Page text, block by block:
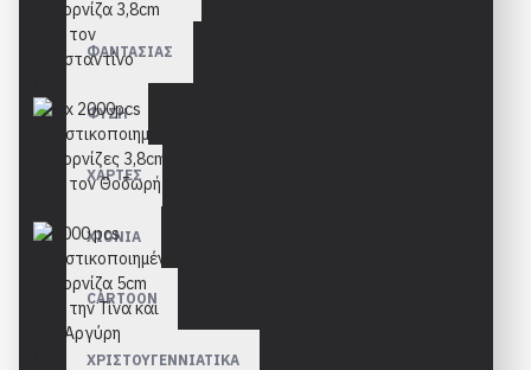
ΦΑΝΤΑΣΙΑΣ
ΦΥΣΗ
ΧΑΡΤΕΣ
ΧΙΟΝΙΑ
CARTOON
ΧΡΙΣΤΟΥΓΕΝΝΙΑΤΙΚΑ